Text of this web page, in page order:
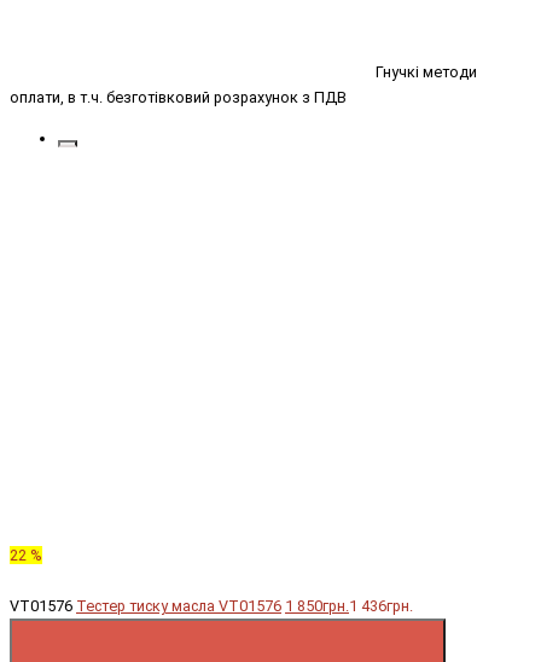
Гнучкі методи
оплати, в т.ч. безготівковий розрахунок з ПДВ
22 %
VT01576 Тестер тиску масла VT01576 1 850грн.1 436грн.